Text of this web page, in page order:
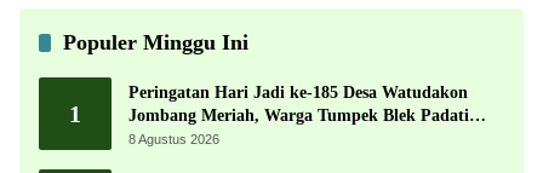
Populer Minggu Ini
1
Peringatan Hari Jadi ke-185 Desa Watudakon
Jombang Meriah, Warga Tumpek Blek Padati
Karnaval Budaya
8 Agustus 2026